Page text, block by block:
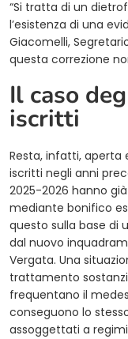
“Si tratta di un
l’esistenza di una
Giacomelli,
questa correzione
Il caso
iscritti
Resta, infatti, aperta
iscritti negli anni
2025-2026 hanno
mediante bonifico
questo sulla base di
dal nuovo
Vergata. Una
trattamento
frequentano il
conseguono lo
assoggettati a